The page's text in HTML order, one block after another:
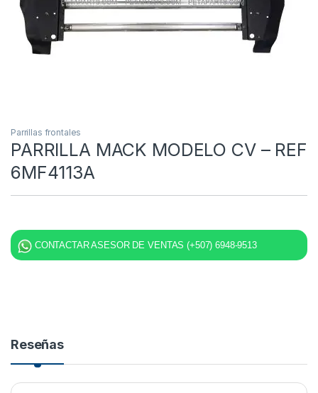
Parrillas frontales
PARRILLA MACK MODELO CV – REF
6MF4113A
CONTACTAR ASESOR DE VENTAS (+507) 6948-9513
Reseñas